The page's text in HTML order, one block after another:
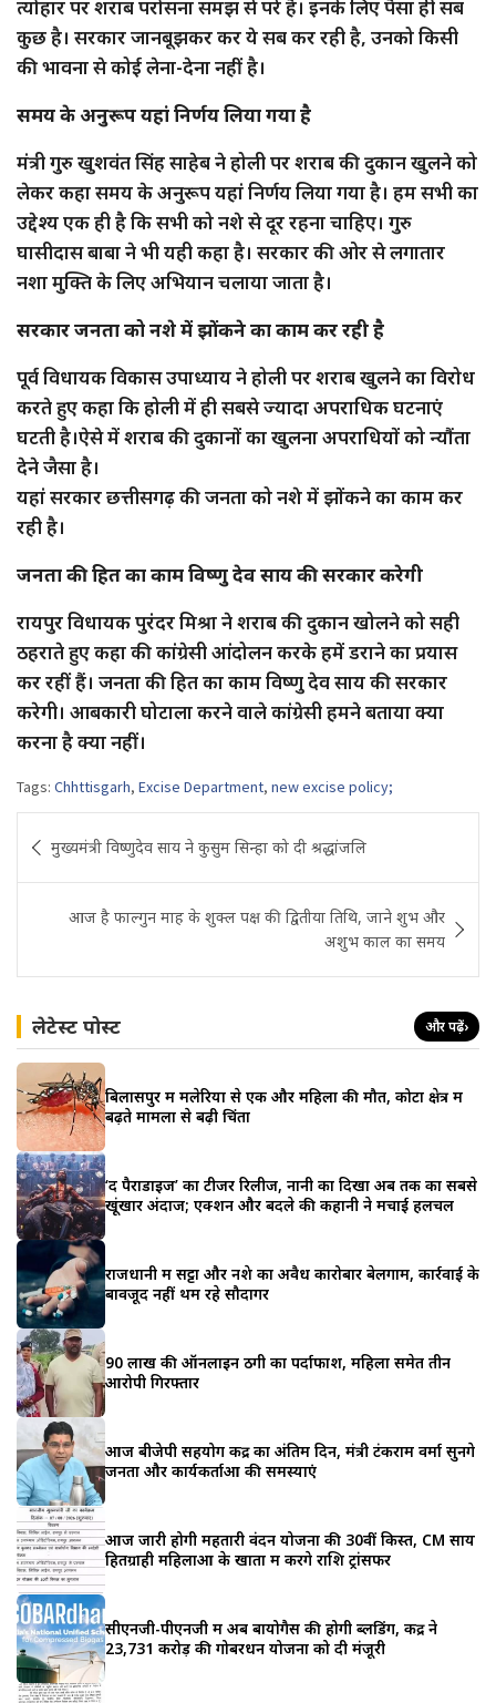
त्योहार पर शराब परोसना समझ से परे है। इनके लिए पैसा ही सब
कुछ है। सरकार जानबूझकर कर ये सब कर रही है, उनको किसी
की भावना से कोई लेना-देना नहीं है।
समय के अनुरूप यहां निर्णय लिया गया है
मंत्री गुरु खुशवंत सिंह साहेब ने होली पर शराब की दुकान खुलने को
लेकर कहा समय के अनुरूप यहां निर्णय लिया गया है। हम सभी का
उद्देश्य एक ही है कि सभी को नशे से दूर रहना चाहिए। गुरु
घासीदास बाबा ने भी यही कहा है। सरकार की ओर से लगातार
नशा मुक्ति के लिए अभियान चलाया जाता है।
सरकार जनता को नशे में झोंकने का काम कर रही है
पूर्व विधायक विकास उपाध्याय ने होली पर शराब खुलने का विरोध
करते हुए कहा कि होली में ही सबसे ज्यादा अपराधिक घटनाएं
घटती है।ऐसे में शराब की दुकानों का खुलना अपराधियों को न्यौंता
देने जैसा है।
यहां सरकार छत्तीसगढ़ की जनता को नशे में झोंकने का काम कर
रही है।
जनता की हित का काम विष्णु देव साय की सरकार करेगी
रायपुर विधायक पुरंदर मिश्रा ने शराब की दुकान खोलने को सही
ठहराते हुए कहा की कांग्रेसी आंदोलन करके हमें डराने का प्रयास
कर रहीं हैं। जनता की हित का काम विष्णु देव साय की सरकार
करेगी। आबकारी घोटाला करने वाले कांग्रेसी हमने बताया क्या
करना है क्या नहीं।
Tags: Chhttisgarh, Excise Department, new excise policy;
navigation
मुख्यमंत्री विष्णुदेव साय ने कुसुम सिन्हा को दी श्रद्धांजलि
आज है फाल्गुन माह के शुक्ल पक्ष की द्वितीया तिथि, जाने शुभ और
अशुभ काल का समय
लेटेस्ट पोस्ट और पढ़ें›
बिलासपुर में मलेरिया से एक और महिला की मौत, कोटा क्षेत्र में
बढ़ते मामलों से बढ़ी चिंता
‘द पैराडाइज’ का टीजर रिलीज, नानी का दिखा अब तक का सबसे
खूंखार अंदाज; एक्शन और बदले की कहानी ने मचाई हलचल
राजधानी में सट्टा और नशे का अवैध कारोबार बेलगाम, कार्रवाई के
बावजूद नहीं थम रहे सौदागर
90 लाख की ऑनलाइन ठगी का पर्दाफाश, महिला समेत तीन
आरोपी गिरफ्तार
आज बीजेपी सहयोग केंद्र का अंतिम दिन, मंत्री टंकराम वर्मा सुनेंगे
जनता और कार्यकर्ताओं की समस्याएं
आज जारी होगी महतारी वंदन योजना की 30वीं किस्त, CM साय
हितग्राही महिलाओं के खातों में करेंगे राशि ट्रांसफर
सीएनजी-पीएनजी में अब बायोगैस की होगी ब्लेंडिंग, केंद्र ने
23,731 करोड़ की गोबरधन योजना को दी मंजूरी